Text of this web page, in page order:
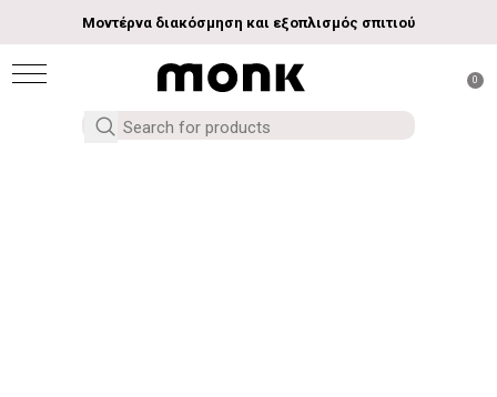
Μοντέρνα διακόσμηση και εξοπλισμός σπιτιού
0